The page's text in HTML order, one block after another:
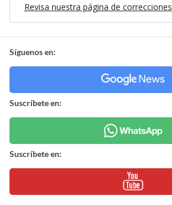
Revisa nuestra página de correcciones
Síguenos en:
Suscríbete en:
Suscríbete en: